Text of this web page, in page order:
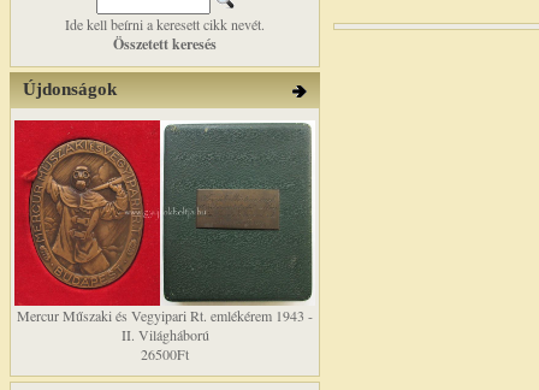
Ide kell beírni a keresett cikk nevét.
Összetett keresés
Újdonságok
Mercur Műszaki és Vegyipari Rt. emlékérem 1943 -
II. Világháború
26500Ft